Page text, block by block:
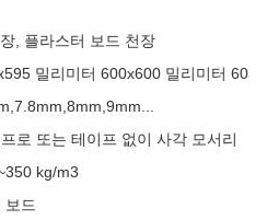
, 플라스터 보드 천장
밀리미터 600x600 밀리미터
로 또는 테이프 없이 사각 모서리
kg/m3
보드